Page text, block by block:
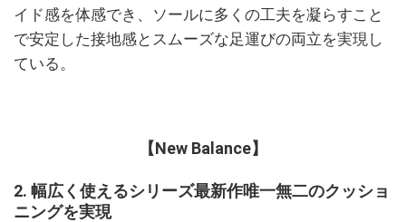
イド感を体感でき、ソールに多くの工夫を凝らすこと
で安定した接地感とスムーズな足運びの両立を実現し
ている。
【New Balance】
2. 幅広く使えるシリーズ最新作唯一無二のクッショ
ニングを実現